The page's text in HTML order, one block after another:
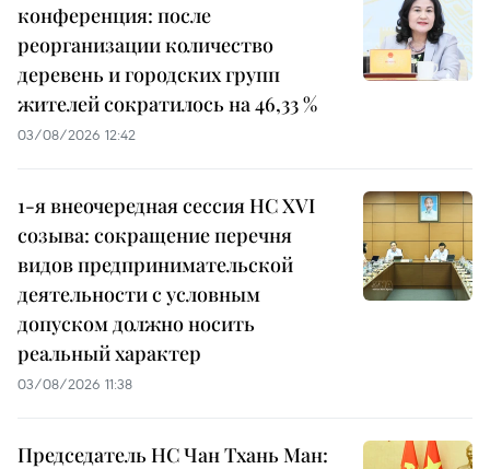
конференция: после
реорганизации количество
деревень и городских групп
жителей сократилось на 46,33 %
03/08/2026 12:42
1-я внеочередная сессия НС XVI
созыва: сокращение перечня
видов предпринимательской
деятельности с условным
допуском должно носить
реальный характер
03/08/2026 11:38
Председатель НС Чан Тхань Ман: